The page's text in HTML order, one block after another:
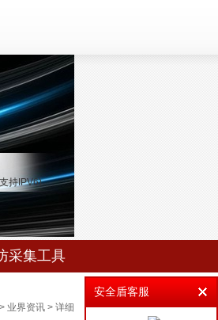
持IPV6)
采集工具
> 业界资讯 > 详细
安全盾客服